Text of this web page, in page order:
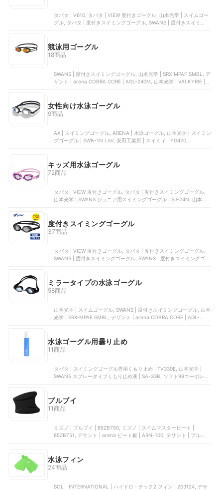
タバタ | V610, タバタ | VIEW 度付きゴーグル, 山本光学 | スイムゴー
グル, タバタ | 度付きスイミングゴーグル, SWANS | 度付きスイミング
競泳用ゴーグル
18商品
SWANS | 度付きスイミングゴーグル, 山本光学 | SRX-MPAF SMBL, デ
ザント | arena COBRA CORE | AGL-240M, 山本光学 | VALKYRIE |
女性向け水泳ゴーグル
9商品
AX | スイミングゴーグル, ARENA | 水泳ゴーグル, 山本光学 | スイミン
グゴーグル | ‎SWB-1N LAV, 安田工業所 | スイミィ | YG420,
キッズ用水泳ゴーグル
72商品
タバタ | VIEW 度付きゴーグル, タバタ | 度付きスイミングゴーグル,
山本光学 | SWANS ジュニア用スイミングゴーグル | SJ-24N, 山本光
度付きスイミングゴーグル
37商品
タバタ | VIEW 度付きゴーグル, タバタ | 度付きスイミングゴーグル,
SWANS | 度付きスイミングゴーグル, SWANS | 度付きスイミングゴー
ミラータイプの水泳ゴーグル
58商品
山本光学 | スイムゴーグル, SWANS | 度付きスイミングゴーグル, 山本
光学 | SRX-MPAF SMBL, デザント | arena COBRA CORE | AGL-
水泳ゴーグル用曇り止め
11商品
タバタ | スイミングゴーグル専用くもり止め | TV330E, 山本光学 |
SWANS スプレータイプくもり止め液 | SA-33B, ソフト99コーポレー
防曇剤
プルブイ
11商品
ミズノ | プルブイ | 85ZB750, ミズノ | スイムマスタービート |
85ZB751, デサント | arena ビート板 | ARN-100, デサント | プルキッ
水泳フィン
24商品
SOL INTERNATIONAL | ハイドロ・テック2 フィン | 203124, デサ